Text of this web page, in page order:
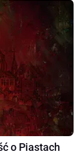
o Piastach